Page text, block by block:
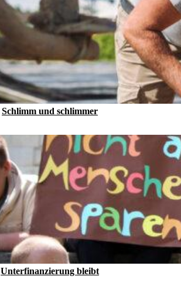
Schlimm und schlimmer
Unterfinanzierung bleibt